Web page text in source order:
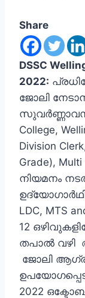
Share
DSSC
2022:
ജോലി
College,
Division
Grade),
നിയമനം
LDC, MTS
12
തപാല്‍ വഴി
ജോലി
2022